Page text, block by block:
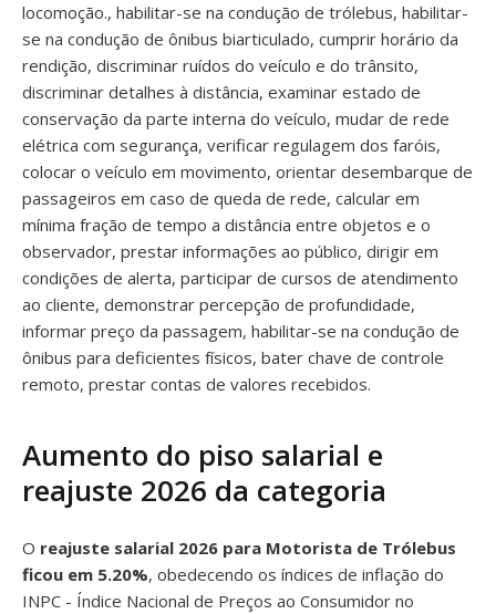
locomoção., habilitar-se na condução de trólebus, habilitar-
se na condução de ônibus biarticulado, cumprir horário da
rendição, discriminar ruídos do veículo e do trânsito,
discriminar detalhes à distância, examinar estado de
conservação da parte interna do veículo, mudar de rede
elétrica com segurança, verificar regulagem dos faróis,
colocar o veículo em movimento, orientar desembarque de
passageiros em caso de queda de rede, calcular em
mínima fração de tempo a distância entre objetos e o
observador, prestar informações ao público, dirigir em
condições de alerta, participar de cursos de atendimento
ao cliente, demonstrar percepção de profundidade,
informar preço da passagem, habilitar-se na condução de
ônibus para deficientes físicos, bater chave de controle
remoto, prestar contas de valores recebidos.
Aumento do piso salarial e
reajuste 2026 da categoria
O reajuste salarial 2026 para Motorista de Trólebus
ficou em 5.20%, obedecendo os índices de inflação do
INPC - Índice Nacional de Preços ao Consumidor no